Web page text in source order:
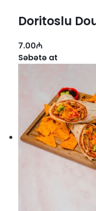
Doritoslu
7.00₼
Səbətə at